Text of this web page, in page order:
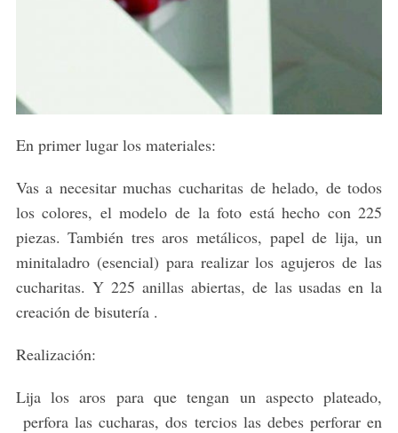
En primer lugar los materiales:
Vas a necesitar muchas cucharitas de helado, de todos
los colores, el modelo de la foto está hecho con 225
piezas. También tres aros metálicos, papel de lija, un
minitaladro (esencial) para realizar los agujeros de las
cucharitas. Y 225 anillas abiertas, de las usadas en la
creación de bisutería .
Realización:
Lija los aros para que tengan un aspecto plateado,
perfora las cucharas, dos tercios las debes perforar en